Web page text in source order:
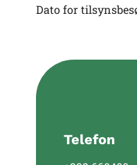
Dato for
Telefon